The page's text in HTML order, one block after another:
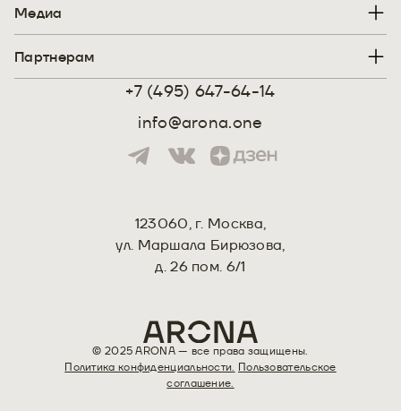
+7 (495) 647-64-14
info@arona.one
Политика конфиденциальности. Пользовательское
соглашение.
123060, г. Москва,
ул. Маршала Бирюзова,
д. 26 пом. 6/1
Медиа
Партнерам